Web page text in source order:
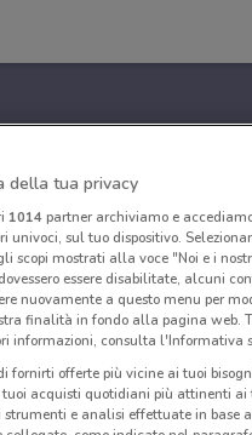
della tua privacy
1014partner archiviamo e
univoci, sul tuo dispositivo.
scopi mostrati alla voce "Noi e i
essere disabilitate, alcuni
nuovamente a questo menu per
finalità in fondo alla pagina web.
informazioni, consulta l'Informativa
fornirti offerte più vicine ai tuoi
tuoi acquisti quotidiani più attinenti ai
strumenti e analisi effettuate in